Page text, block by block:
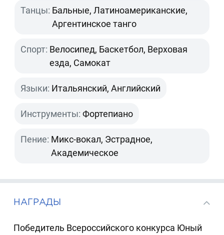
Танцы: Бальные, Латиноамериканские,
Аргентинское танго
Спорт: Велосипед, Баскетбол, Верховая
езда, Самокат
Языки: Итальянский, Английский
Инструменты: Фортепиано
Пение: Микс-вокал, Эстрадное,
Академическое
НАГРАДЫ
Победитель Всероссийского конкурса Юный